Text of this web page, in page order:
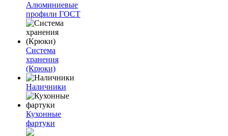
Алюминиевые
профили ГОСТ
Система
хранения
(Крюки)
Наличники
Кухонные
фартуки